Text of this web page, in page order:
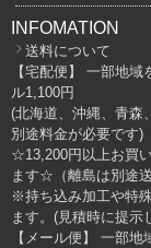
INFOMATION
送料について
【宅配便】 一部地
ル1,100円
(北海道、沖縄、青森
別途料金が必要です)
☆13,200円以上お買
ます☆（離島は別途
※持ち込み加工や特
ます。(見積時に提示
【メール便】 一部地